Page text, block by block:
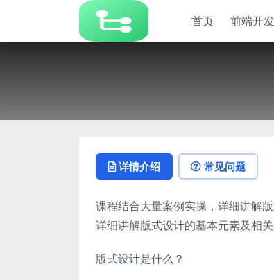
首页 前端开发
详情介绍 常见问题
课程结合大量案例实操，详细讲解版
详细讲解版式设计的基本元素及相
版式设计是什么？